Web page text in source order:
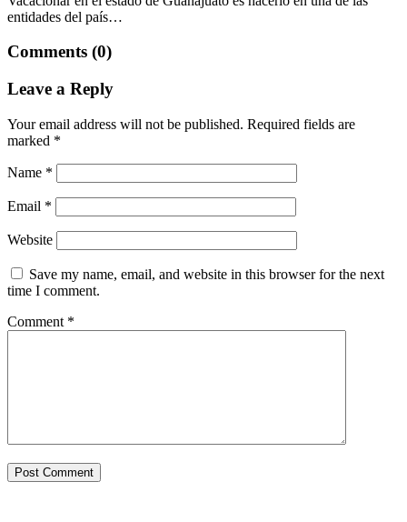
entidades del país…
Comments (0)
Leave a Reply
Your email address will not be published. Required fields are
marked *
Name *
Email *
Website
Save my name, email, and website in this browser for the next
time I comment.
Comment *